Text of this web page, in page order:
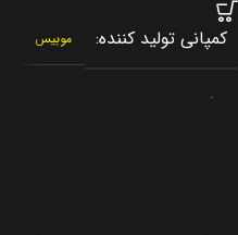
کمپانی تولید کننده موبیس
برند